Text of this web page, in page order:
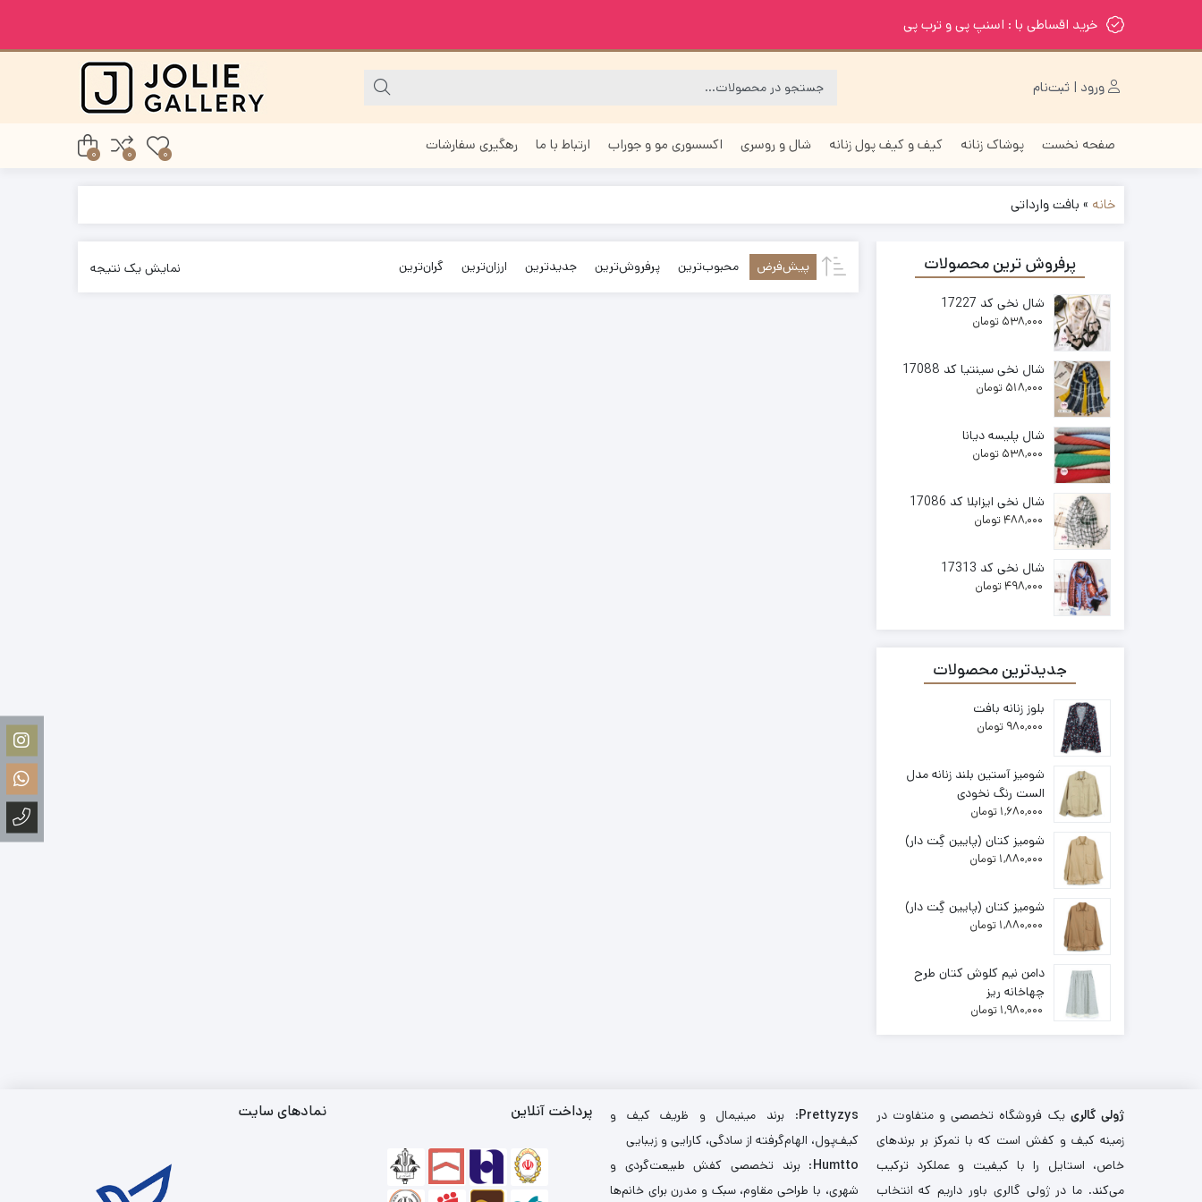
خرید اقساطی با : اسنپ پی و ترب پی
ورود | ثبت‌نام
صفحه نخست پوشاک زنانه کیف و کیف پول زنانه شال و روسری اکسسوری مو و جوراب ارتباط با ما رهگیری سفارشات
0
0
0
خانه » بافت وارداتی
پیش‌فرض محبوب‌ترین پرفروش‌ترین جدیدترین ارزان‌ترین گران‌ترین نمایش یک نتیجه پرفروش ترین محصولات
شال نخی کد 17227
538,000 تومان
شال نخی سینتیا کد 17088
518,000 تومان
شال پلیسه دیانا
538,000 تومان
شال نخی ایزابلا کد 17086
488,000تومان
شال نخی کد 17313
498,000تومان
جدیدترین محصولات
بلوز زنانه بافت
980,000 تومان
شومیز آستین بلند زنانه مدل
الست رنگ نخودی
1,680,000 تومان
شومیز کتان (پایین گِت دار)
1,880,000 تومان
شومیز کتان (پایین گِت دار)
1,880,000 تومان
دامن نیم کلوش کتان طرح
چهاخانه ریز
1,980,000 تومان
ژولی گالری یک فروشگاه تخصصی و متفاوت در
زمینه کیف و کفش است که با تمرکز بر برندهای
خاص، استایل را با کیفیت و عملکرد ترکیب
می‌کند. ما در ژولی گالری باور داریم که انتخاب
Prettyzys: برند مینیمال و ظریف کیف و
کیف‌پول، الهام‌گرفته از سادگی، کارایی و زیبایی
Humtto: برند تخصصی کفش طبیعت‌گردی و
شهری، با طراحی مقاوم، سبک و مدرن برای خانم‌ها
پرداخت آنلاین نمادهای سایت